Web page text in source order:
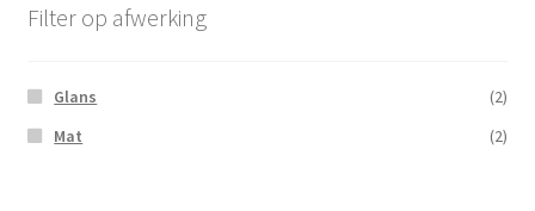
Filter op afwerking
Glans
(2)
Mat
(2)